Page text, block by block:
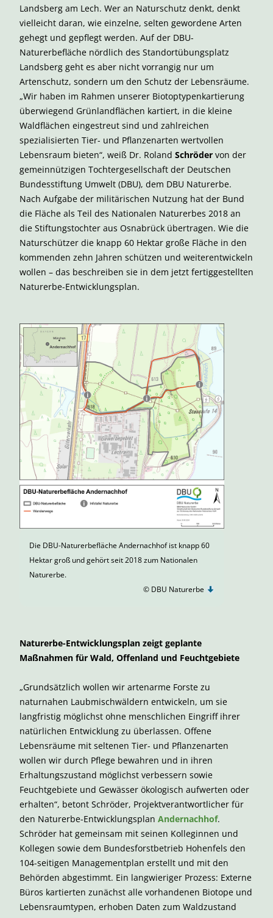
Landsberg am Lech. Wer an Naturschutz denkt, denkt
vielleicht daran, wie einzelne, selten gewordene Arten
gehegt und gepflegt werden. Auf der DBU-
Naturerbefläche nördlich des Standortübungsplatz
Landsberg geht es aber nicht vorrangig nur um
Artenschutz, sondern um den Schutz der Lebensräume.
„Wir haben im Rahmen unserer Biotoptypenkartierung
überwiegend Grünlandflächen kartiert, in die kleine
Waldflächen eingestreut sind und zahlreichen
spezialisierten Tier- und Pflanzenarten wertvollen
Lebensraum bieten“, weiß Dr. Roland Schröder von der
gemeinnützigen Tochtergesellschaft der Deutschen
Bundesstiftung Umwelt (DBU), dem DBU Naturerbe.
Nach Aufgabe der militärischen Nutzung hat der Bund
die Fläche als Teil des Nationalen Naturerbes 2018 an
die Stiftungstochter aus Osnabrück übertragen. Wie die
Naturschützer die knapp 60 Hektar große Fläche in den
kommenden zehn Jahren schützen und weiterentwickeln
wollen – das beschreiben sie in dem jetzt fertiggestellten
Naturerbe-Entwicklungsplan.
Die DBU-Naturerbefläche Andernachhof ist knapp 60
Hektar groß und gehört seit 2018 zum Nationalen
Naturerbe.
© DBU Naturerbe
Naturerbe-Entwicklungsplan zeigt geplante
Maßnahmen für Wald, Offenland und Feuchtgebiete
„Grundsätzlich wollen wir artenarme Forste zu
naturnahen Laubmischwäldern entwickeln, um sie
langfristig möglichst ohne menschlichen Eingriff ihrer
natürlichen Entwicklung zu überlassen. Offene
Lebensräume mit seltenen Tier- und Pflanzenarten
wollen wir durch Pflege bewahren und in ihren
Erhaltungszustand möglichst verbessern sowie
Feuchtgebiete und Gewässer ökologisch aufwerten oder
erhalten“, betont Schröder, Projektverantwortlicher für
den Naturerbe-Entwicklungsplan Andernachhof.
Schröder hat gemeinsam mit seinen Kolleginnen und
Kollegen sowie dem Bundesforstbetrieb Hohenfels den
104-seitigen Managementplan erstellt und mit den
Behörden abgestimmt. Ein langwieriger Prozess: Externe
Büros kartierten zunächst alle vorhandenen Biotope und
Lebensraumtypen, erhoben Daten zum Waldzustand